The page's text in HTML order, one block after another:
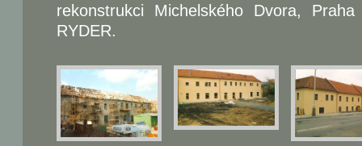
rekonstrukci Michelského Dvora,
RYDER.